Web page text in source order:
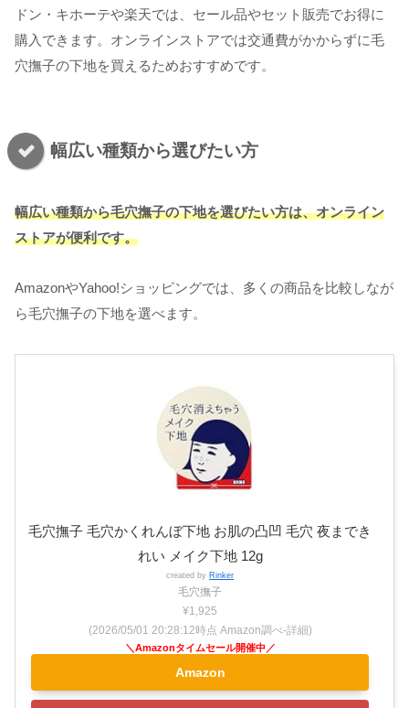
ドン・キホーテや楽天では、セール品やセット販売でお得に
購入できます。オンラインストアでは交通費がかからずに毛
穴撫子の下地を買えるためおすすめです。
幅広い種類から選びたい方
幅広い種類から毛穴撫子の下地を選びたい方は、オンライン
ストアが便利です。
AmazonやYahoo!ショッピングでは、多くの商品を比較しなが
ら毛穴撫子の下地を選べます。
毛穴撫子 毛穴かくれんぼ下地 お肌の凸凹 毛穴 夜までき
れい メイク下地 12g
created by Rinker
毛穴撫子
¥1,925
(2026/05/01 20:28:12時点 Amazon調べ-詳細)
Amazon